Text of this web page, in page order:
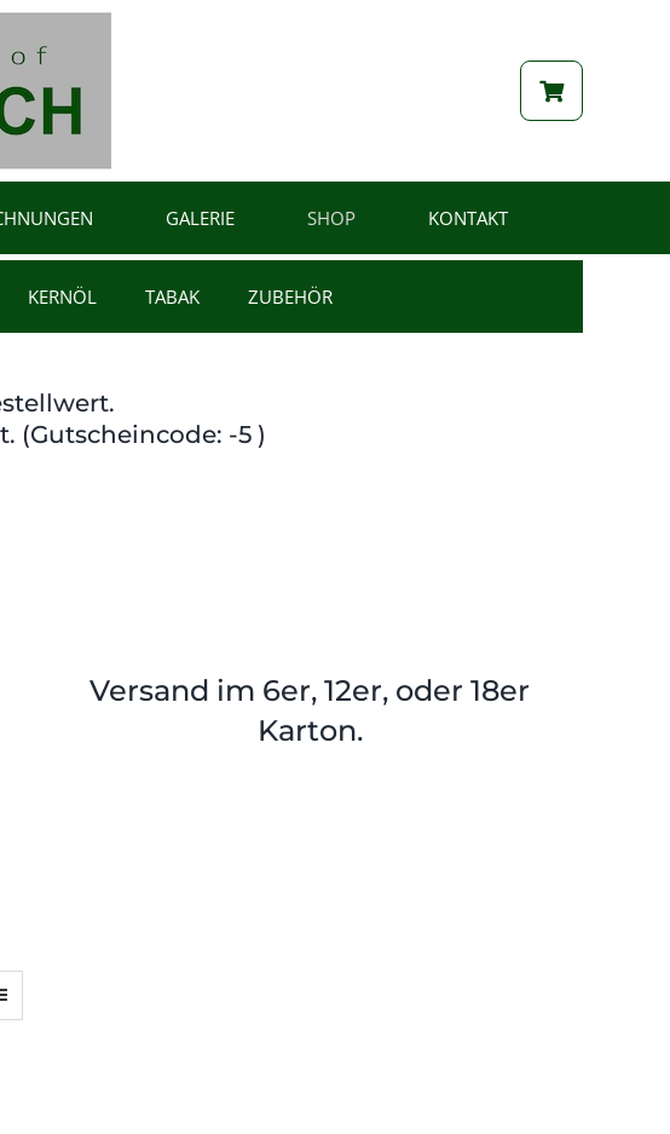
GALERIE SHOP KONTAKT
KERNÖL TABAK ZUBEHÖR
(Gutscheincode: -5 )
Versand im 6er, 12er, oder 18er
Karton.